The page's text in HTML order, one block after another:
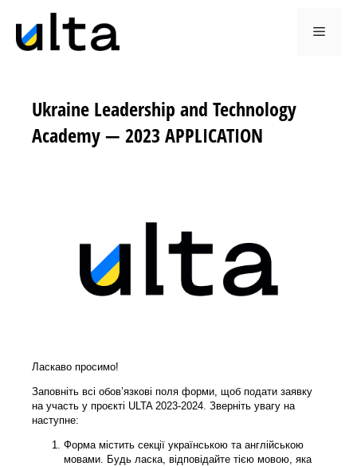
Ukraine Leadership and Technology
Academy — 2023 APPLICATION
Ласкаво просимо!
Заповніть всі обов’язкові поля форми, щоб подати заявку
на участь у проєкті ULTA 2023-2024. Зверніть увагу на
наступне:
Форма містить секції українською та англійською
мовами. Будь ласка, відповідайте тією мовою, яка